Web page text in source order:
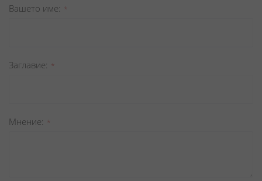
star
stars
stars
stars
stars
Вашето име
Заглавиe
Мнение